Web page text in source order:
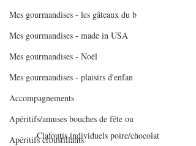
Mes gourmandises - les gâteaux du b
Mes gourmandises - made in USA
Mes gourmandises - Noël
Mes gourmandises - plaisirs d'enfan
Accompagnements
Apéritifs/amuses bouches de fête ou
Apéritifs croustillants
Clafoutis individuels poire/chocolat